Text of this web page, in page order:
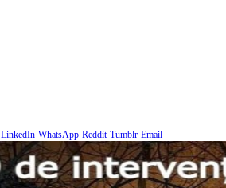
LinkedIn WhatsApp Reddit Tumblr Email